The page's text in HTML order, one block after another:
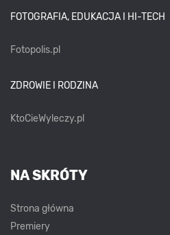
FOTOGRAFIA, EDUKACJA I HI-TECH
Fotopolis.pl
ZDROWIE I RODZINA
KtoCieWyleczy.pl
NA SKRÓTY
Strona główna
Premiery